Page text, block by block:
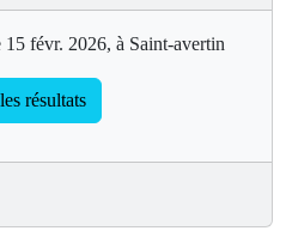
févr. 2026, à Saint-avertin
résultats